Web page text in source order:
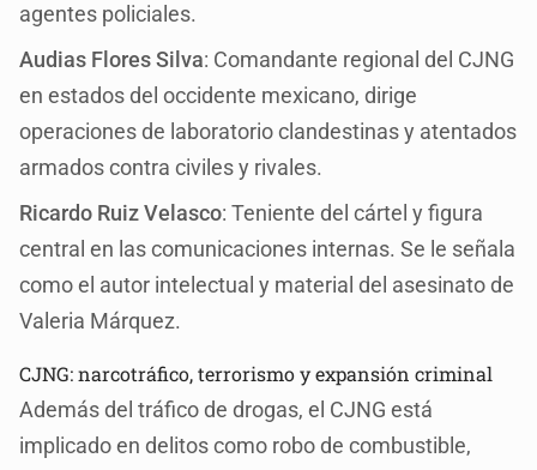
agentes policiales.
Audias Flores Silva: Comandante regional del CJNG
en estados del occidente mexicano, dirige
operaciones de laboratorio clandestinas y atentados
armados contra civiles y rivales.
Ricardo Ruiz Velasco: Teniente del cártel y figura
central en las comunicaciones internas. Se le señala
como el autor intelectual y material del asesinato de
Valeria Márquez.
CJNG: narcotráfico, terrorismo y expansión criminal
Además del tráfico de drogas, el CJNG está
implicado en delitos como robo de combustible,